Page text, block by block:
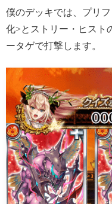
僕のデッキでは、プリ
化>とストリー・ヒスト
ータゲで打撃します。